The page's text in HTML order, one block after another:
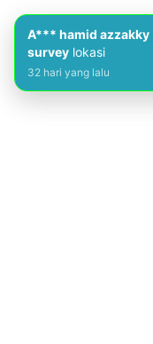
A*** hamid azzakky
survey lokasi
32 hari yang lalu